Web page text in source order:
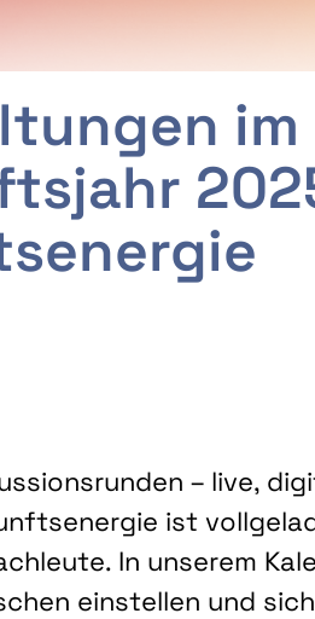
im
– live,
ist
In unserem
einstellen und